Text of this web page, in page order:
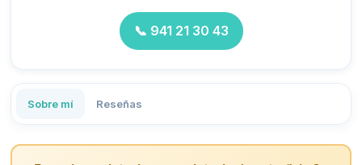
📞 941 21 30 43
Sobre mí Reseñas